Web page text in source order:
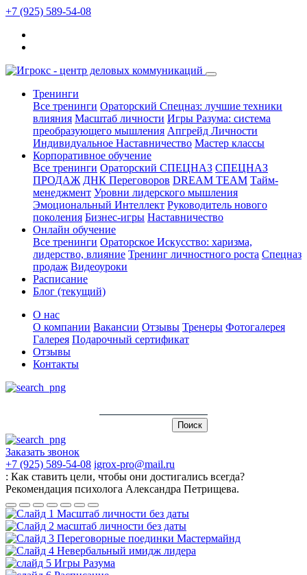
+7 (925) 589-54-08
Тренинги
Все тренинги Ораторский Спецназ: лучшие техники
влияния Масштаб личности Игры Разума: система
преобразующего мышления Апгрейд Личности
Индивидуальное Наставничество Мастер классы
Корпоративное обучение
Все тренинги Ораторский СПЕЦНАЗ СПЕЦНАЗ
ПРОДАЖ ДНК Переговоров DREAM TEAM Тайм-
менеджмент Уровни лидерского мышления
Эмоциональный Интеллект Руководитель нового
поколения Бизнес-игры Наставничество
Онлайн обучение
Все тренинги Ораторское Искусство: харизма,
лидерство, влияние Тренинг личностного роста Спецназ
продаж Видеоуроки
Расписание
Блог (текущий)
О нас
О компании Вакансии Отзывы Тренеры Фотогалерея
Галерея Подарочный сертификат
Отзывы
Контакты
Заказать звонок
+7 (925) 589-54-08 igrox-pro@mail.ru
: Как ставить цели, чтобы они достигались всегда?
Рекомендация психолога Александра Петрищева.